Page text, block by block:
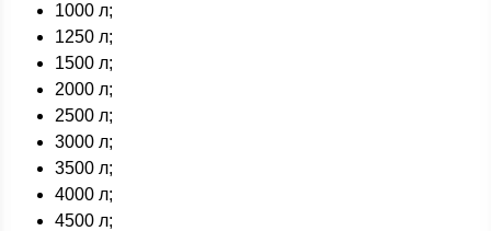
1000 л;
1250 л;
1500 л;
2000 л;
2500 л;
3000 л;
3500 л;
4000 л;
4500 л;